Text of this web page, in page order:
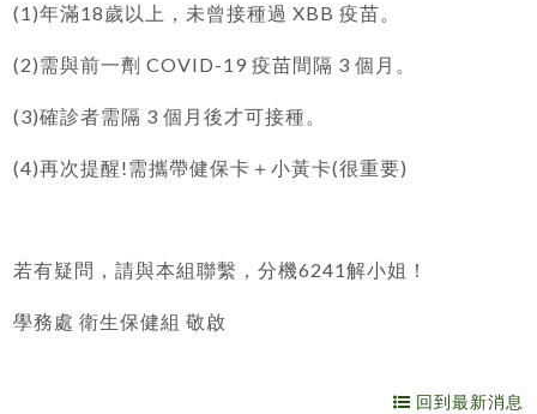
(1)年滿18歲以上，未曾接種過 XBB疫苗。
(2)需與前一劑 COVID-19疫苗間隔 3個月。
(3)確診者需隔 3個月後才可接種。
(4)再次提醒!需攜帶健保卡＋小黃卡(很重要)
若有疑問，請與本組聯繫，分機6241解小姐！
學務處 衛生保健組 敬啟
回到最新消息